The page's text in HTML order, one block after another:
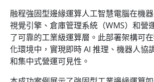
融程強固型邊緣運算人工智慧電腦在機
視覺引擎、倉庫管理系統（WMS）和營
了可靠的工業級運算層。此部署架構可
化環境中，實現即時 AI 推理、機器人協
和集中式營運可見性。